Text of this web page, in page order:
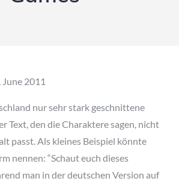
June 2011
nur sehr stark geschnittene
Text, den die Charaktere sagen, nicht
passt. Als kleines Beispiel könnte
nennen: “Schaut euch dieses
man in der deutschen Version auf